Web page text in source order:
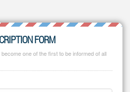
FORM
one of the first to be informed of all